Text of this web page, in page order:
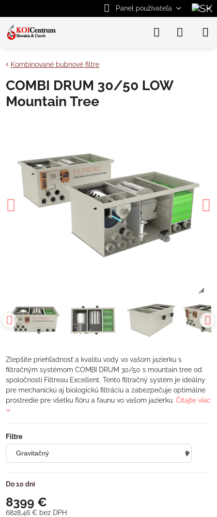
Panel používateľa
Kombinované bubnové filtre
COMBI DRUM 30/50 LOW
Mountain Tree
Zlepšite priehľadnosť a kvalitu vody vo vašom jazierku s
filtračným systémom COMBI DRUM 30/50 s mountain tree od
spoločnosti Filtreau Excellent. Tento filtračný systém je ideálny
pre mechanickú aj biologickú filtráciu a zabezpečuje optimálne
prostredie pre všetku flóru a faunu vo vašom jazierku. Čítajte viac
Filtre
Do 10 dní
8399 €
6828,46 € bez DPH